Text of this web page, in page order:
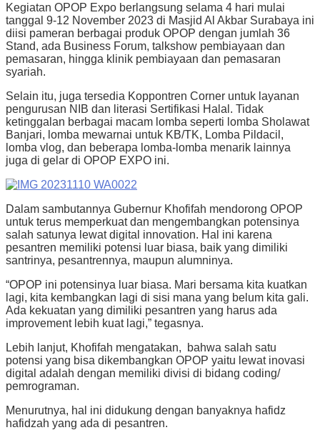
Kegiatan OPOP Expo berlangsung selama 4 hari mulai
tanggal 9-12 November 2023 di Masjid Al Akbar Surabaya ini
diisi pameran berbagai produk OPOP dengan jumlah 36
Stand, ada Business Forum, talkshow pembiayaan dan
pemasaran, hingga klinik pembiayaan dan pemasaran
syariah.
Selain itu, juga tersedia Koppontren Corner untuk layanan
pengurusan NIB dan literasi Sertifikasi Halal. Tidak
ketinggalan berbagai macam lomba seperti lomba Sholawat
Banjari, lomba mewarnai untuk KB/TK, Lomba Pildacil,
lomba vlog, dan beberapa lomba-lomba menarik lainnya
juga di gelar di OPOP EXPO ini.
Dalam sambutannya Gubernur Khofifah mendorong OPOP
untuk terus memperkuat dan mengembangkan potensinya
salah satunya lewat digital innovation. Hal ini karena
pesantren memiliki potensi luar biasa, baik yang dimiliki
santrinya, pesantrennya, maupun alumninya.
“OPOP ini potensinya luar biasa. Mari bersama kita kuatkan
lagi, kita kembangkan lagi di sisi mana yang belum kita gali.
Ada kekuatan yang dimiliki pesantren yang harus ada
improvement lebih kuat lagi,” tegasnya.
Lebih lanjut, Khofifah mengatakan, bahwa salah satu
potensi yang bisa dikembangkan OPOP yaitu lewat inovasi
digital adalah dengan memiliki divisi di bidang coding/
pemrograman.
Menurutnya, hal ini didukung dengan banyaknya hafidz
hafidzah yang ada di pesantren.